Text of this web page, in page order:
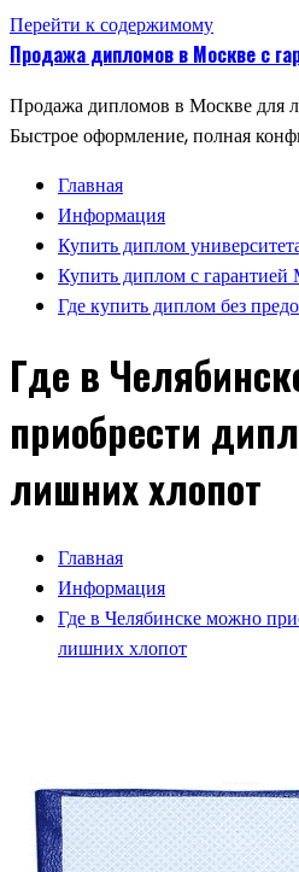
Перейти к содержимому
Продажа дипломов в Москве с
Продажа дипломов в Москве для
Быстрое оформление, полная
Главная
Информация
Купить диплом
Купить диплом с гарантией
Где купить диплом без
Где в
приобрести
лишних хлопот
Главная
Информация
Где в Челябинске можно
лишних хлопот